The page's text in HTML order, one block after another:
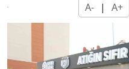
A- | A+